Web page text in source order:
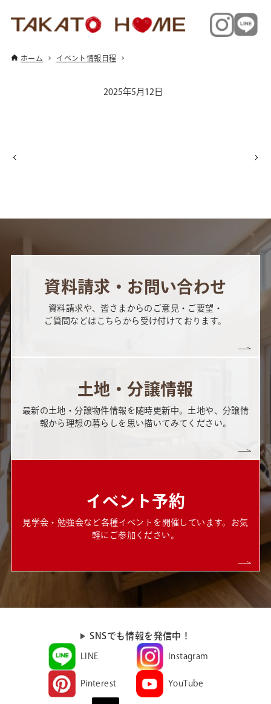
ホーム イベント情報日程
2025年5月12日
資料請求・お問い合わせ
資料請求や、皆さまからのご意見・ご要望・
ご質問などはこちらから受け付けております。
土地・分譲情報
最新の土地・分譲物件情報を随時更新中。土地や、分譲情
報から理想の暮らしを思い描いてみてください。
イベント予約
見学会・勉強会など各種イベントを開催しています。お気
軽にご参加ください。
SNSでも情報を発信中！
LINE Instagram
Pinterest YouTube